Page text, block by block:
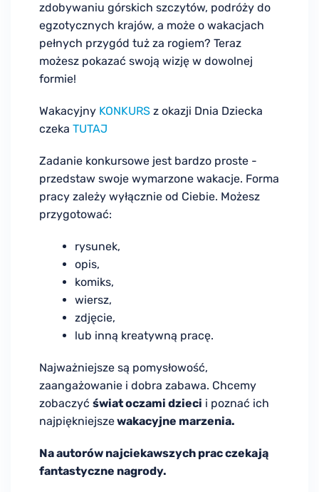
zdobywaniu górskich szczytów, podróży do
egzotycznych krajów, a może o wakacjach
pełnych przygód tuż za rogiem? Teraz
możesz pokazać swoją wizję w dowolnej
formie!
Wakacyjny KONKURS z okazji Dnia Dziecka
czeka TUTAJ
Zadanie konkursowe jest bardzo proste -
przedstaw swoje wymarzone wakacje. Forma
pracy zależy wyłącznie od Ciebie. Możesz
przygotować:
rysunek,
opis,
komiks,
wiersz,
zdjęcie,
lub inną kreatywną pracę.
Najważniejsze są pomysłowość,
zaangażowanie i dobra zabawa. Chcemy
zobaczyć świat oczami dzieci i poznać ich
najpiękniejszewakacyjne marzenia.
Na autorów najciekawszych prac czekają
fantastyczne nagrody.